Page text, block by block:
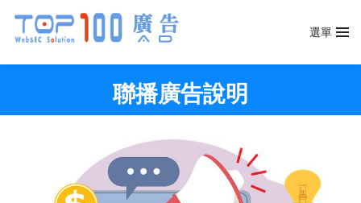
選單
聯播廣告說明